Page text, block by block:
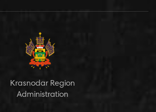
Krasnodar Region
Administration